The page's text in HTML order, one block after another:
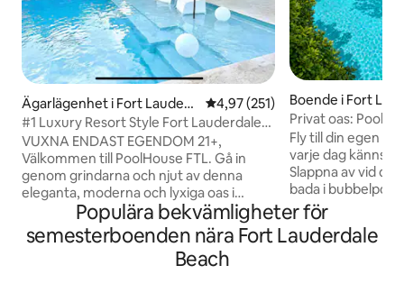
Ägarlägenhet i Fort Lauderd
ale
4,97 av 5 i genomsnittligt
4,97 (251)
#1 Luxury Resort Style Fort Lauderdale
EPIC POOL
VUXNA ENDAST EGENDOM 21+,
Välkommen till PoolHouse FTL. Gå in
genom grindarna och njut av denna
eleganta, moderna och lyxiga oas i
resort-stil. Bekvämt beläget 8 km (15
minuter) från FTL-flygplatsen och 3 km
(8 minuter) från centrala FTL-stranden.
Var och en av lägenheterna i
Boende i Fort
Privat oas: Pool,
nära stranden
Fly till din egen
varje dag känns
Slappna av vid
bada i
tropisk bakgård
oförglömliga
paviljongen, grilla
Populära bekvämligheter för
semesterboenden nära Fort Lauderdale
Beach